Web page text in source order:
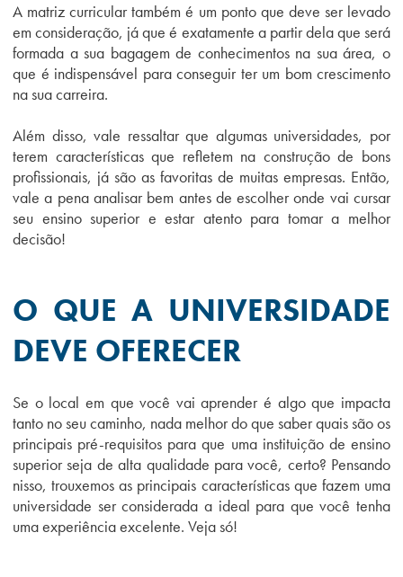
A matriz curricular também é um ponto que deve ser levado
em consideração, já que é exatamente a partir dela que será
formada a sua bagagem de conhecimentos na sua área, o
que é indispensável para conseguir ter um bom crescimento
na sua carreira.
Além disso, vale ressaltar que algumas universidades, por
terem características que refletem na construção de bons
profissionais, já são as favoritas de muitas empresas. Então,
vale a pena analisar bem antes de escolher onde vai cursar
seu ensino superior e estar atento para tomar a melhor
decisão!
O QUE A UNIVERSIDADE
DEVE OFERECER
Se o local em que você vai aprender é algo que impacta
tanto no seu caminho, nada melhor do que saber quais são os
principais pré-requisitos para que uma instituição de ensino
superior seja de alta qualidade para você, certo? Pensando
nisso, trouxemos as principais características que fazem uma
universidade ser considerada a ideal para que você tenha
uma experiência excelente. Veja só!